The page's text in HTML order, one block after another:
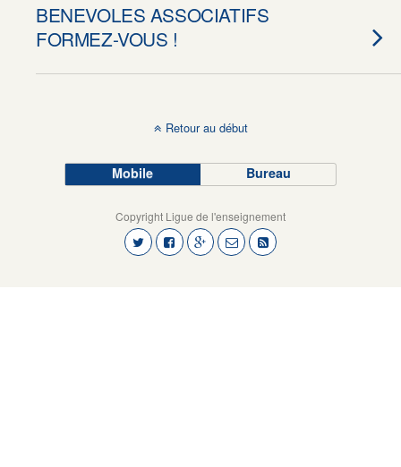
BENEVOLES ASSOCIATIFS
FORMEZ-VOUS !
Retour au début
Mobile Bureau
Copyright Ligue de l'enseignement